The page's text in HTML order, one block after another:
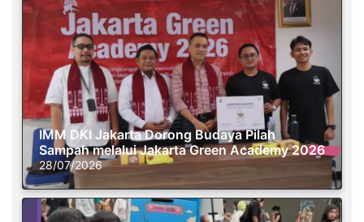
IMM DKI Jakarta Dorong Budaya Pilah
Sampah melalui Jakarta Green Academy 2026
28/07/2026